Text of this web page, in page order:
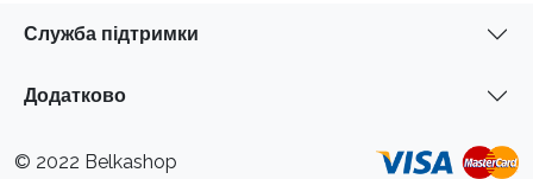
Служба підтримки
Додатково
© 2022 Belkashop